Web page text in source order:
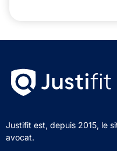
Justifit est, depuis 2015, le
avocat.